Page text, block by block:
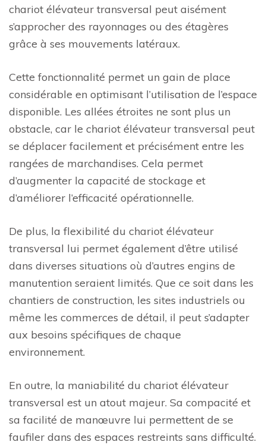
chariot élévateur transversal peut aisément
s’approcher des rayonnages ou des étagères
grâce à ses mouvements latéraux.
Cette fonctionnalité permet un gain de place
considérable en optimisant l’utilisation de l’espace
disponible. Les allées étroites ne sont plus un
obstacle, car le chariot élévateur transversal peut
se déplacer facilement et précisément entre les
rangées de marchandises. Cela permet
d’augmenter la capacité de stockage et
d’améliorer l’efficacité opérationnelle.
De plus, la flexibilité du chariot élévateur
transversal lui permet également d’être utilisé
dans diverses situations où d’autres engins de
manutention seraient limités. Que ce soit dans les
chantiers de construction, les sites industriels ou
même les commerces de détail, il peut s’adapter
aux besoins spécifiques de chaque
environnement.
En outre, la maniabilité du chariot élévateur
transversal est un atout majeur. Sa compacité et
sa facilité de manœuvre lui permettent de se
faufiler dans des espaces restreints sans difficulté.